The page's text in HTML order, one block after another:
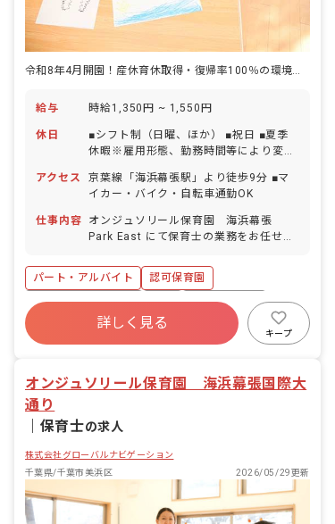
令和8年4月開園！産休育休取得・復帰率100％の環境が魅力です◎
給与 時給1,350円 ~ 1,550円
休日
■シフト制（日曜、ほか） ■祝日 ■夏季
休暇※雇用形態、勤務時間等により変動
暇（取得率95％／半日単位での取得可／
5日以上の連休相談OK） ■産前産後・育
児休暇（取得率100％・復帰率100％）
■介護・看護休暇 ■バースデー日休暇
アクセス
京葉線「海浜幕張駅」より徒歩9分 ■マ
イカー・バイク・自転車通勤OK
仕事内容
オンジュソリール保育園 海浜幕張
Park East にて保育士の業務をお任せし
般 ・連絡帳記入 ・保護者対応（アプ
リ） ※フルタイム勤務の方は担任業務を
することもあります。
パート・アルバイト
認可保育園
ボーナス・賞与あり
有給
福利厚生充実
産休育休制度
詳しく見る
キープ
オンジュソリール保育園 海浜幕張国際大
通り
保育士の求人
株式会社グローバルナビゲーション
千葉県/千葉市美浜区
2026/05/29更新